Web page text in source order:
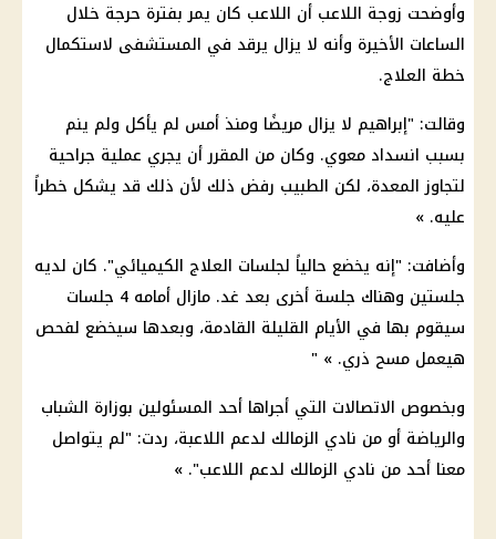
وأوضحت زوجة اللاعب أن اللاعب كان يمر بفترة حرجة خلال
الساعات الأخيرة وأنه لا يزال يرقد في المستشفى لاستكمال
خطة العلاج.
وقالت: "إبراهيم لا يزال مريضًا ومنذ أمس لم يأكل ولم ينم
بسبب انسداد معوي. وكان من المقرر أن يجري عملية جراحية
لتجاوز المعدة، لكن الطبيب رفض ذلك لأن ذلك قد يشكل خطراً
عليه. »
وأضافت: "إنه يخضع حالياً لجلسات العلاج الكيميائي". كان لديه
جلستين وهناك جلسة أخرى بعد غد. مازال أمامه 4 جلسات
سيقوم بها في الأيام القليلة القادمة، وبعدها سيخضع لفحص
هيعمل مسح ذري. » "
وبخصوص الاتصالات التي أجراها أحد المسئولين بوزارة الشباب
والرياضة أو من نادي الزمالك لدعم اللاعبة، ردت: "لم يتواصل
معنا أحد من نادي الزمالك لدعم اللاعب". »